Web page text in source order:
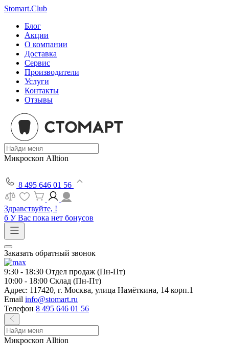
Stomart.Club
Блог
Акции
О компании
Доставка
Сервис
Производители
Услуги
Контакты
Отзывы
Микроскоп Alltion
8 495 646 01 56
Здравствуйте, !
б У Вас пока нет бонусов
Заказать обратный звонок
9:30 - 18:30 Отдел продаж (Пн-Пт)
10:00 - 18:00 Склад (Пн-Пт)
Адрес: 117420, г. Москва, улица Намёткина, 14 корп.1
Email info@stomart.ru
Телефон 8 495 646 01 56
Микроскоп Alltion